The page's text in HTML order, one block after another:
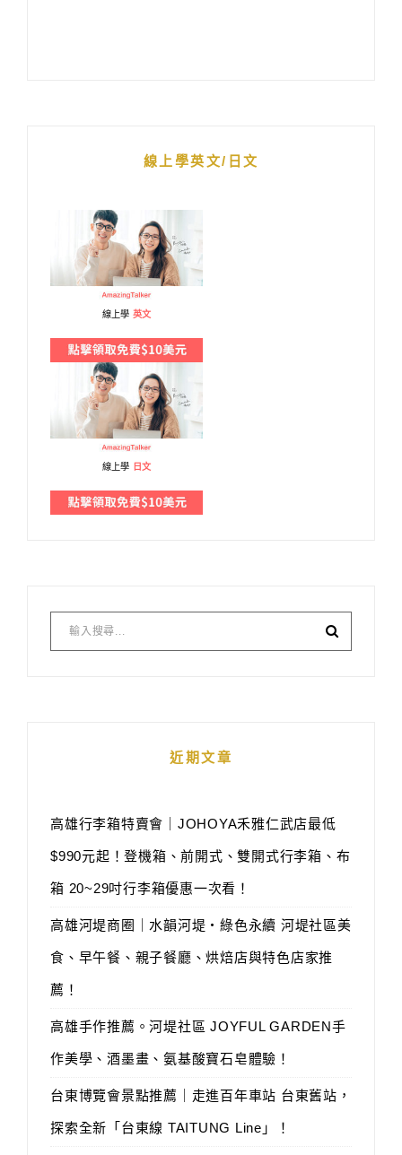
線上學英文/日文
線上學 英文
線上學 日文
近期文章
高雄行李箱特賣會｜JOHOYA禾雅仁武店最低
$990元起！登機箱、前開式、雙開式行李箱、布
箱 20~29吋行李箱優惠一次看！
高雄河堤商圈｜水韻河堤‧綠色永續 河堤社區美
食、早午餐、親子餐廳、烘焙店與特色店家推
薦！
高雄手作推薦。河堤社區 JOYFUL GARDEN手
作美學、酒墨畫、氨基酸寶石皂體驗！
台東博覽會景點推薦｜走進百年車站 台東舊站，
探索全新「台東線 TAITUNG Line」！